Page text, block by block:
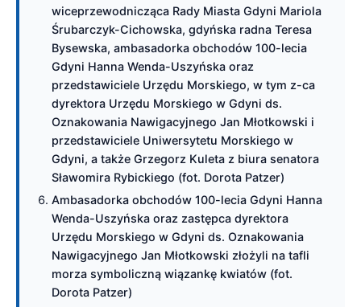
wiceprzewodnicząca Rady Miasta Gdyni Mariola
Śrubarczyk-Cichowska, gdyńska radna Teresa
Bysewska, ambasadorka obchodów 100-lecia
Gdyni Hanna Wenda-Uszyńska oraz
przedstawiciele Urzędu Morskiego, w tym z-ca
dyrektora Urzędu Morskiego w Gdyni ds.
Oznakowania Nawigacyjnego Jan Młotkowski i
przedstawiciele Uniwersytetu Morskiego w
Gdyni, a także Grzegorz Kuleta z biura senatora
Sławomira Rybickiego (fot. Dorota Patzer)
Ambasadorka obchodów 100-lecia Gdyni Hanna
Wenda-Uszyńska oraz zastępca dyrektora
Urzędu Morskiego w Gdyni ds. Oznakowania
Nawigacyjnego Jan Młotkowski złożyli na tafli
morza symboliczną wiązankę kwiatów (fot.
Dorota Patzer)